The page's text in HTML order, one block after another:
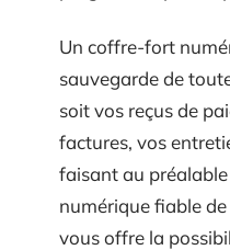
Un coffre-fort
sauvegarde de
soit vos reçus de
factures, vos
faisant au
numérique fiable
vous offre la